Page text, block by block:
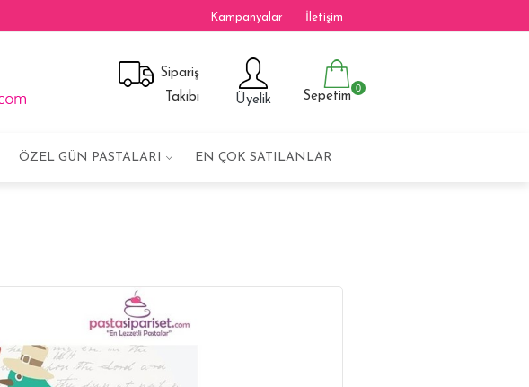
Kampanyalar İletişim
Sipariş
Takibi
Üyelik Sepetim
0
ÖZEL GÜN PASTALARI EN ÇOK SATILANLAR